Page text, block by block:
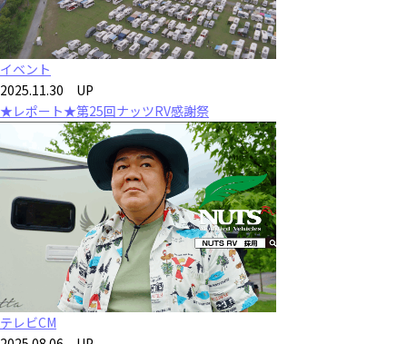
イベント
2025.11.30 UP
★レポート★第25回ナッツRV感謝祭
テレビCM